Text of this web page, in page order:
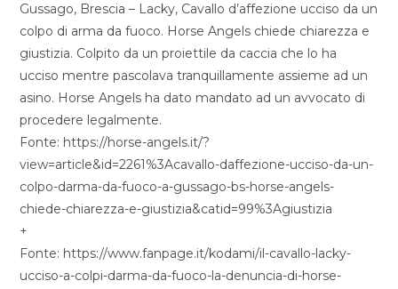
Gussago, Brescia – Lacky, Cavallo d’affezione ucciso da un
colpo di arma da fuoco. Horse Angels chiede chiarezza e
giustizia. Colpito da un proiettile da caccia che lo ha
ucciso mentre pascolava tranquillamente assieme ad un
asino. Horse Angels ha dato mandato ad un avvocato di
procedere legalmente.
Fonte: https://horse-angels.it/?
view=article&id=2261%3Acavallo-daffezione-ucciso-da-un-
colpo-darma-da-fuoco-a-gussago-bs-horse-angels-
chiede-chiarezza-e-giustizia&catid=99%3Agiustizia
+
Fonte: https://www.fanpage.it/kodami/il-cavallo-lacky-
ucciso-a-colpi-darma-da-fuoco-la-denuncia-di-horse-